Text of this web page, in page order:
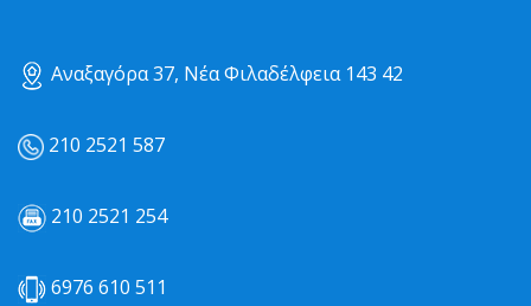
Αναξαγόρα 37, Νέα Φιλαδέλφεια 143 42
210 2521 587
210 2521 254
6976 610 511